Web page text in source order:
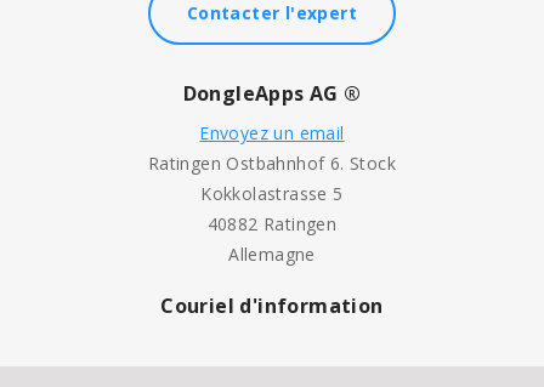
Contacter l'expert
DongleApps AG ®
Envoyez un email
Ratingen Ostbahnhof 6. Stock
Kokkolastrasse 5
40882 Ratingen
Allemagne
Couriel d'information